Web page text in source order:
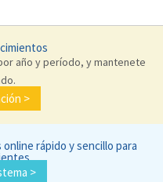
año y período, y mantenete
>
rápido y sencillo para
>